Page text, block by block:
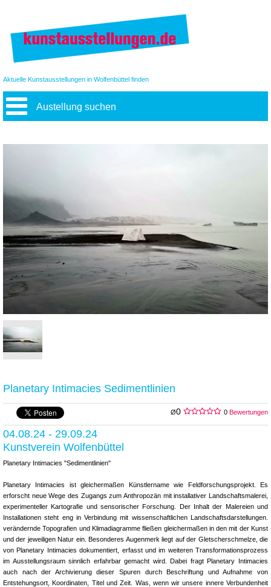
Aktuelle Kunstausstellungen in Wolfenbüttel finden
Austellung suchen
Planetary Intimacies Sedimentlinien
Ø0 0 Bewertungen
04.08.24 - 29.09.24
Kunstverein Wolfenbüttel
Planetary Intimacies "Sedimentlinien"
Planetary Intimacies ist gleichermaßen Künstlername wie Feldforschungsprojekt. Es
erforscht neue Wege des Zugangs zum Anthropozän mit installativer Landschaftsmalerei,
experimenteller Kartografie und sensorischer Forschung. Der Inhalt der Malereien und
Installationen steht eng in Verbindung mit wissenschaftlichen Landschaftsdarstellungen.
verändernde Topografien und Klimadiagramme fließen gleichermaßen in den mit der Kunst
und der jeweiligen Natur ein. Besonderes Augenmerk liegt auf der Gletscherschmelze, die
von Planetary Intimacies dokumentiert, erfasst und im weiteren Transformationsprozess
im Ausstellungsraum sinnlich erfahrbar gemacht wird. Dabei fragt Planetary Intimacies
auch nach der Archivierung dieser Spuren durch Beschriftung und Aufnahme von
Entstehungsort, Koordinaten, Titel und Zeit. Was, wenn wir unsere innere Verbundenheit